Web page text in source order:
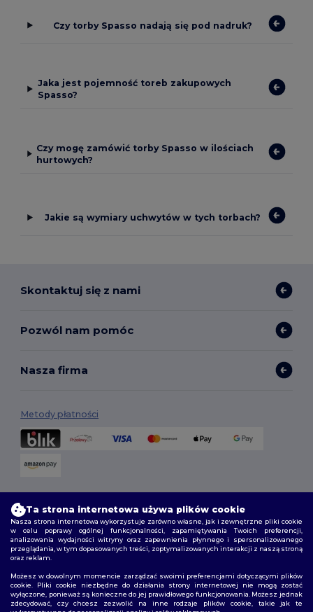
Czy torby Spasso nadają się pod nadruk?
Jaka jest pojemność toreb zakupowych
Spasso?
Czy mogę zamówić torby Spasso w ilościach
hurtowych?
Jakie są wymiary uchwytów w tych torbach?
Skontaktuj się z nami
Pozwól nam pomóc
Nasza firma
Metody płatności
Śledź nas
Ta strona internetowa używa plików cookie
Nasza strona internetowa wykorzystuje zarówno własne, jak i zewnętrzne pliki cookie
w celu poprawy ogólnej funkcjonalności, zapamiętywania Twoich preferencji,
analizowania wydajności witryny oraz zapewnienia płynnego i spersonalizowanego
przeglądania, w tym dopasowanych treści, zoptymalizowanych interakcji z naszą stroną
oraz reklam.
Możesz w dowolnym momencie zarządzać swoimi preferencjami dotyczącymi plików
cookie. Pliki cookie niezbędne do działania strony internetowej nie mogą zostać
wyłączone, ponieważ są konieczne do jej prawidłowego funkcjonowania. Możesz jednak
zdecydować, czy chcesz zezwolić na inne rodzaje plików cookie, takie jak te